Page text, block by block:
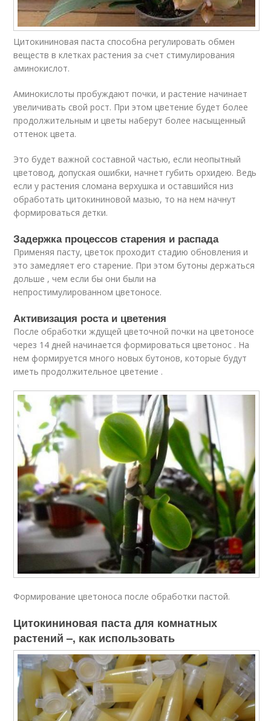
Цитокининовая паста способна регулировать обмен
веществ в клетках растения за счет стимулирования
аминокислот.
Аминокислоты пробуждают почки, и растение начинает
увеличивать свой рост. При этом цветение будет более
продолжительным и цветы наберут более насыщенный
оттенок цвета.
Это будет важной составной частью, если неопытный
цветовод, допуская ошибки, начнет губить орхидею. Ведь
если у растения сломана верхушка и оставшийся низ
обработать цитокининовой мазью, то на нем начнут
формироваться детки.
Задержка процессов старения и распада
Применяя пасту, цветок проходит стадию обновления и
это замедляет его старение. При этом бутоны держаться
дольше , чем если бы они были на
непростимулированном цветоносе.
Активизация роста и цветения
После обработки ждущей цветочной почки на цветоносе
через 14 дней начинается формироваться цветонос . На
нем формируется много новых бутонов, которые будут
иметь продолжительное цветение .
Формирование цветоноса после обработки пастой.
Цитокининовая паста для комнатных
растений –, как использовать